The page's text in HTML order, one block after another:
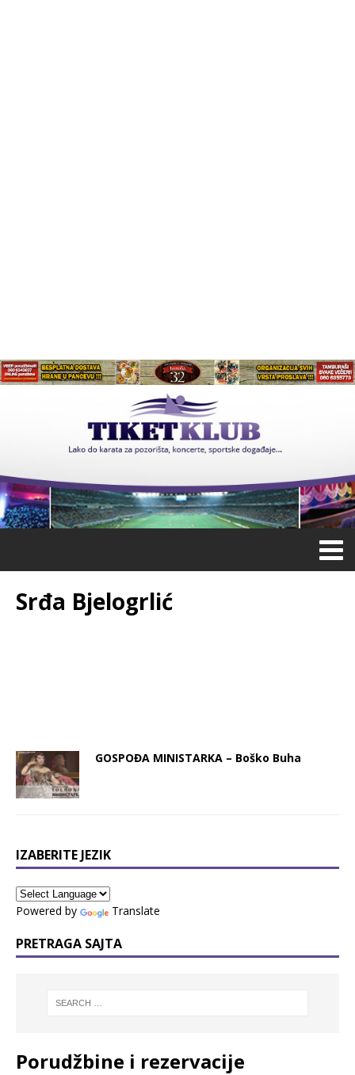
Srđa Bjelogrlić
GOSPOĐA MINISTARKA – Boško Buha
IZABERITE JEZIK
Powered by Translate
PRETRAGA SAJTA
Porudžbine i rezervacije